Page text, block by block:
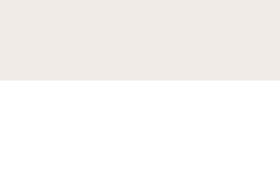
Снимайте ваше украшение